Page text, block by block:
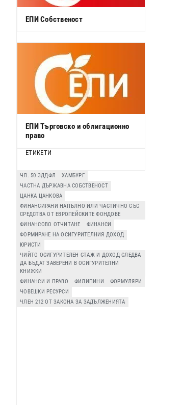
ЕПИ Собственост
ЕПИ Търговско и облигационно
право
ЕТИКЕТИ
ЧЛ. 50 ЗДДФЛ
ХАМБУРГ
ЧАСТНА ДЪРЖАВНА СОБСТВЕНОСТ
ЦАНКА ЦАНКОВА
ФИНАНСИРАНИ НАПЪЛНО ИЛИ ЧАСТИЧНО СЪС
СРЕДСТВА ОТ ЕВРОПЕЙСКИТЕ ФОНДОВЕ
ФИНАНСОВО ОТЧИТАНЕ
ФИНАНСИ
ФОРМИРАНЕ НА ОСИГУРИТЕЛНИЯ ДОХОД
ЮРИСТИ
ЧИЙТО ОСИГУРИТЕЛЕН СТАЖ И ДОХОД СЛЕДВА
ДА БЪДАТ ЗАВЕРЕНИ В ОСИГУРИТЕЛНИ
КНИЖКИ
ФИНАНСИ И ПРАВО
ФИЛИПИНИ
ФОРМУЛЯРИ
ЧОВЕШКИ РЕСУРСИ
ЧЛЕН 212 ОТ ЗАКОНА ЗА ЗАДЪЛЖЕНИЯТА